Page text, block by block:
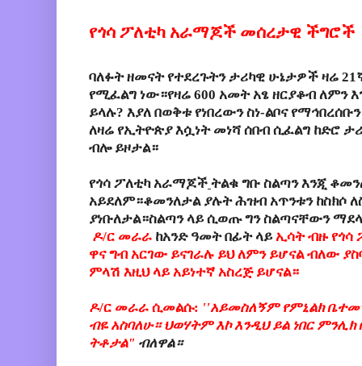
የጎሳ ፖለቲካ አራማጆች መሰረታዊ ችግሮች
ባለፉት ዘመናት የተደረጉትን ታሪካዊ ሁኔታዎች ዛሬ 21
የሚፈልግ ነው።የዛሬ 600 አመት አፄ ዘርያቆብ ለምን
ይላሉ? እያለ በወቅቱ የነበረውን ስነ-ልቦና የማኅበረሰቡን
ለዛሬ የኢትዮጵያ እሷነት መነሻ ሰበብ ሲፈልግ ከድሮ
ብሎይዞታል።
የጎሳ ፖለቲካ አራማጆች ትልቁ ግቡ ስልጣንእንጂ
አይደለም።ቆመንለታል ያሉት ሕዝብ አጥንቱን ከስክሶ
ያነቡለታል።ስልጣን ላይ ሲወጡ ግን ስልጣናቸውን
ዶ/ር መራራ ከአንድ ዓመት በፊት ላይ ኢሳት ብዙ የጎሳ
ዋና ግብ አርገው ይናገራሉ ይህ ለምን ይሆናል ብለው
ምላሽ እዚህ ላይ አይነተኛ አስረጅ ይሆናል።
ዶ/ር መራራ ሲመልሱ: ''አይመስለኝም የምኒልክ
ብዬ አስባለሁ። ህወሃትም እኮ እንዲህ ይል ነበር
ትቶታል" ብለዋል።